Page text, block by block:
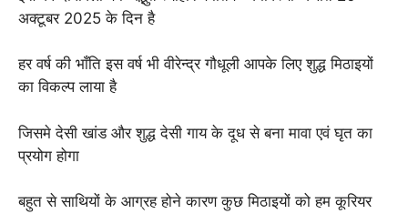
तक
केंद्र
quantity
अक्टूबर 2025 के दिन है
हर वर्ष की भाँति इस वर्ष भी वीरेन्द्र गौधूली आपके लिए शुद्ध मिठाइयों
का विकल्प लाया है
जिसमे देसी खांड और शुद्ध देसी गाय के दूध से बना मावा एवं घृत का
प्रयोग होगा
बहुत से साथियों के आग्रह होने कारण कुछ मिठाइयों को हम कूरियर